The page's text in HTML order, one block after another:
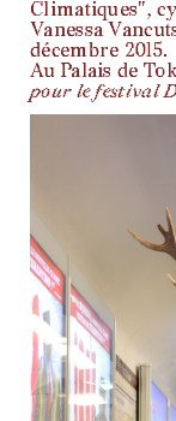
Climatiques",
Vanessa
décembre 2015.
Au Palais de
pour le festival